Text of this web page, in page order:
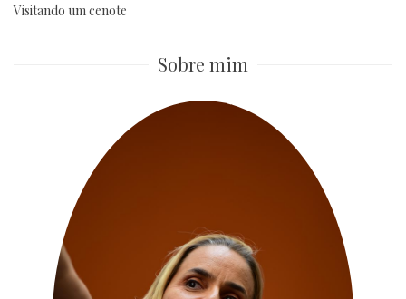
Visitando um cenote
Sobre mim